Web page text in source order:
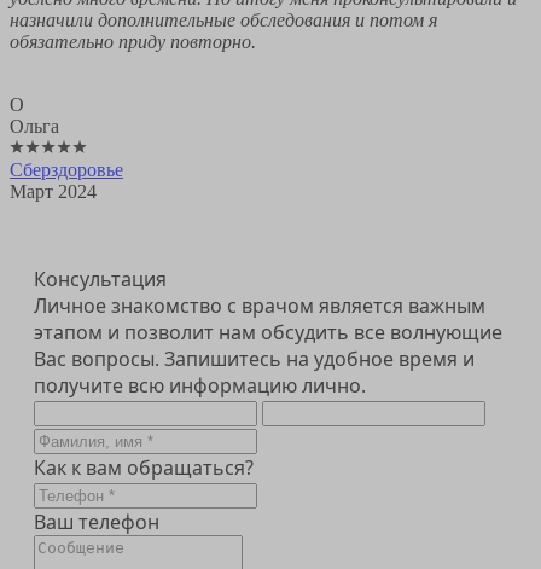
назначили дополнительные обследования и потом я
обязательно приду повторно.
О
Ольга
Сберздоровье
Март 2024
Консультация
Личное знакомство с врачом является важным
этапом и позволит нам обсудить все волнующие
Вас вопросы. Запишитесь на удобное время и
получите всю информацию лично.
Как к вам обращаться?
Ваш телефон